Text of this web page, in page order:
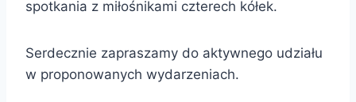
spotkania z miłośnikami czterech kółek.
Serdecznie zapraszamy do aktywnego udziału
w proponowanych wydarzeniach.